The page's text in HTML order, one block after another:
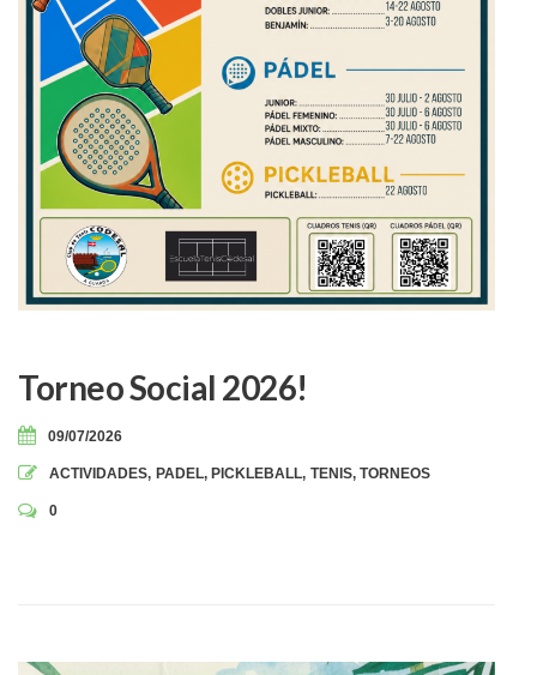
Torneo Social 2026!
09/07/2026
ACTIVIDADES, PADEL, PICKLEBALL, TENIS, TORNEOS
0